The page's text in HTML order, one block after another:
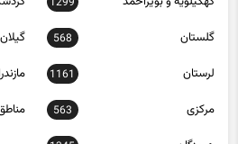
گلستان 568 گیلان
لرستان 1161 مازندران
مرکزی 563 مناطق
هرمزگان 1345